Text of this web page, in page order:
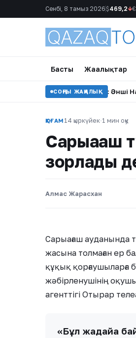
Сенбі, 8 тамыз 2026 $469,2↓€
Басты Жаңалықтар
СОҢҒЫ ЖАҢАЛЫҚ
мәңгі сағынышым»: Әнші
ҚОҒАМ 14 қыркүйек·1 мин оқу
Сарыағаш
зорлады
Алмас Жарасхан
Сарыағаш ауданында
жасына толмаған ер
құқық қорғаушыларға
жәбірленушінің
агенттігі Отырар
«Бұл жағдайға